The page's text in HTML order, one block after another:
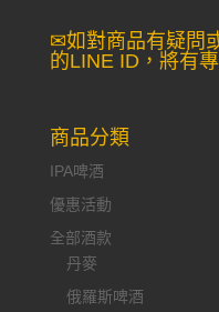
✉如對商品有疑問
的LINE ID，將有
商品分類
IPA啤酒
優惠活動
全部酒款
丹麥
俄羅斯啤酒